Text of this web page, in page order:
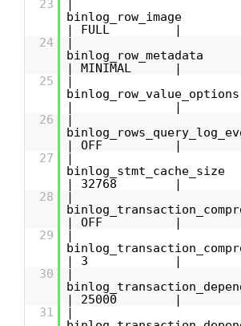
23
|
| FULL |
24
|
| MINIMAL |
25
|
| |
26
|
| OFF |
27
|
| 32768 |
28
|
| OFF |
29
|
| 3 |
30
|
| 25000 |
31
|